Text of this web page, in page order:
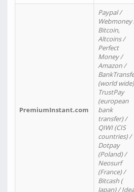
PremiumInstant.com
Paypal /
Webmoney
Bitcoin,
Altcoins /
Perfect
Money /
Amazon /
(world
TrustPay
(european
bank
transfer) /
QIWI (CIS
countries) /
Dotpay
(Poland) /
Neosurf
(France) /
Bitcash (
Japan) /